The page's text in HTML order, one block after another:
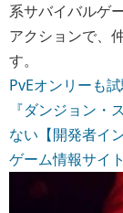
系サバイバルゲ
アクションで、
す。
PvEオンリーも
『ダンジョン・
ない【開発者イ
ゲーム情報サイト